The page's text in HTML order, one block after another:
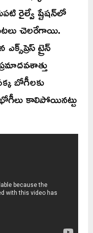
రైల్వే ష్టేషన్‌లో
చెలరేగాయి.
ట్రైన్‌
బోగీలకు
కాలిపోయినట్టు